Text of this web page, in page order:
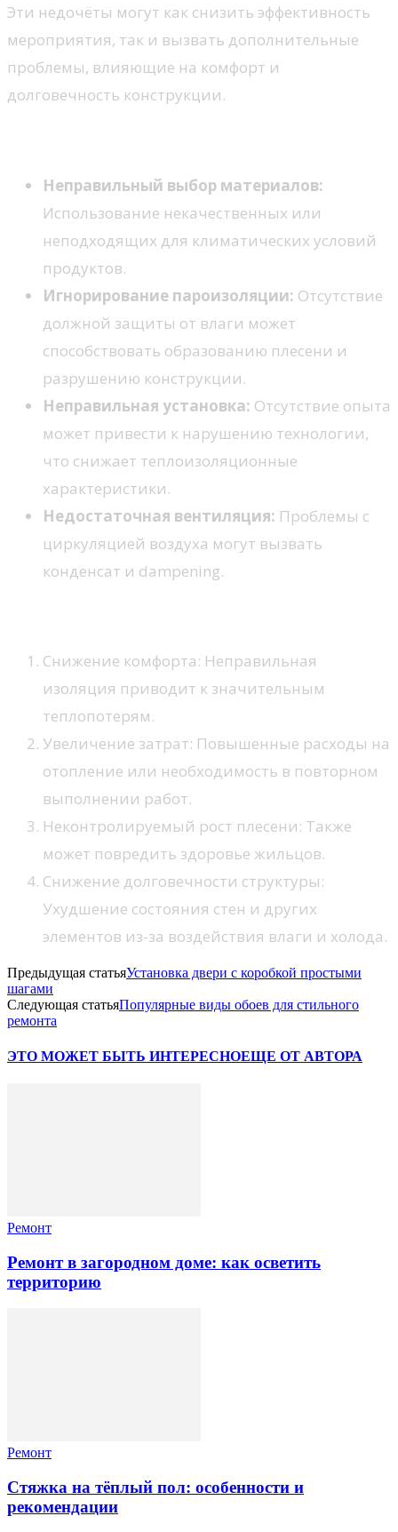
Эти недочёты могут как снизить эффективность
мероприятия, так и вызвать дополнительные
проблемы, влияющие на комфорт и
долговечность конструкции.
Неправильный выбор материалов:
Использование некачественных или
неподходящих для климатических условий
продуктов.
Игнорирование пароизоляции: Отсутствие
должной защиты от влаги может
способствовать образованию плесени и
разрушению конструкции.
Неправильная установка: Отсутствие опыта
может привести к нарушению технологии,
что снижает теплоизоляционные
характеристики.
Недостаточная вентиляция: Проблемы с
циркуляцией воздуха могут вызвать
конденсат и dampening.
Снижение комфорта: Неправильная
изоляция приводит к значительным
теплопотерям.
Увеличение затрат: Повышенные расходы на
отопление или необходимость в повторном
выполнении работ.
Неконтролируемый рост плесени: Также
может повредить здоровье жильцов.
Снижение долговечности структуры:
Ухудшение состояния стен и других
элементов из-за воздействия влаги и холода.
Предыдущая статьяУстановка двери с коробкой простыми
шагами
Следующая статьяПопулярные виды обоев для стильного
ремонта
ЭТО МОЖЕТ БЫТЬ ИНТЕРЕСНОЕЩЕ ОТ АВТОРА
Ремонт
Ремонт в загородном доме: как осветить
территорию
Ремонт
Стяжка на тёплый пол: особенности и
рекомендации